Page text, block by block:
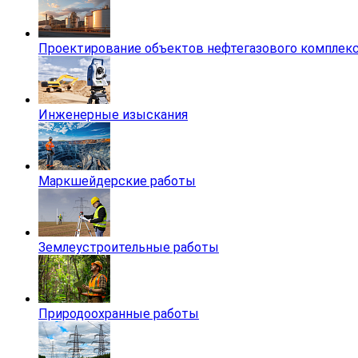
Проектирование объектов нефтегазового
Инженерные изыскания
Маркшейдерские работы
Землеустроительные работы
Природоохранные работы